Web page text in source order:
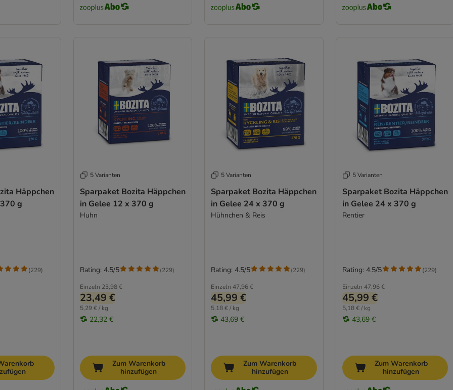
Häppchen
g
(229)
5 Varianten
Sparpaket Bozita Häppchen
in Gelee 12 x 370 g
Huhn
Einzeln 23,98 €
23,49 €
5,29 € / kg
22,32 €
Rating: 4.5/5 (229)
Zum Warenkorb
hinzufügen
5 Varianten
Sparpaket Bozita Häppchen
in Gelee 24 x 370 g
Hühnchen & Reis
Einzeln 47,96 €
45,99 €
5,18 € / kg
43,69 €
Rating: 4.5/5 (229)
Zum Warenkorb
hinzufügen
5 Varianten
Sparpaket Bozita Häppchen
in Gelee 24 x 370 g
Rentier
Einzeln 47,96 €
45,99 €
5,18 € / kg
43,69 €
Rating: 4.5/5 (229)
Zum Warenkorb
hinzufügen